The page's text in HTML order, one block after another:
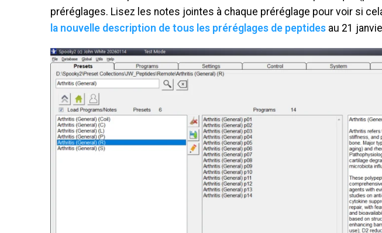
préréglages. Lisez les notes jointes à chaque préréglage pour voir si
la nouvelle description de tous les préréglages de peptides au 21